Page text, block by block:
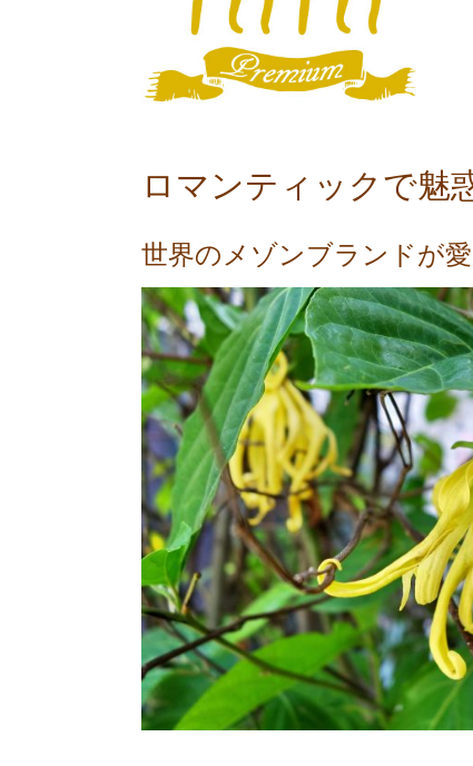
ロマンティックで魅
世界のメゾンブランドが